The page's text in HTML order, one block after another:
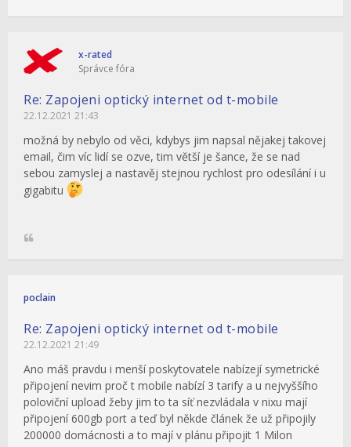
x-rated
Správce fóra
Re: Zapojeni optický internet od t-mobile
22.12.2021 21:43
možná by nebylo od věci, kdybys jim napsal nějakej takovej
email, čim víc lidí se ozve, tim větší je šance, že se nad
sebou zamyslej a nastavěj stejnou rychlost pro odesílání i u
gigabitu
poclain
Re: Zapojeni optický internet od t-mobile
22.12.2021 21:49
Ano máš pravdu i menší poskytovatele nabízejí symetrické
připojení nevim proč t mobile nabízí 3 tarify a u nejvyššího
poloviční upload žeby jim to ta síť nezvládala v nixu mají
připojení 600gb port a teď byl někde článek že už připojily
200000 domácnosti a to mají v plánu připojit 1 Milon